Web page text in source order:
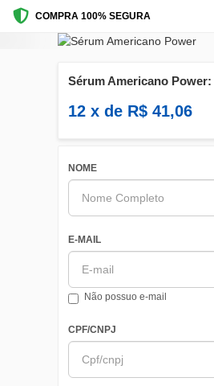
COMPRA 100% SEGURA
Sérum Americano Power:
12 x de R$ 41,06
NOME
E-MAIL
Não possuo e-mail
CPF/CNPJ